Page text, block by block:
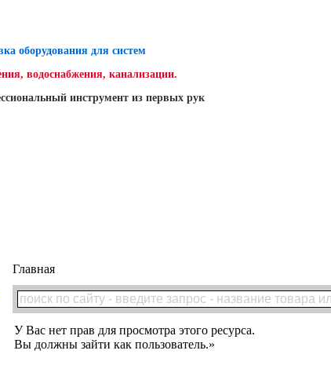
оборудования для систем
водоснабжения, канализации.
инструмент из первых рук
Главная
У Вас нет прав для просмотра этого ресурса.
Вы должны зайти как пользователь.»